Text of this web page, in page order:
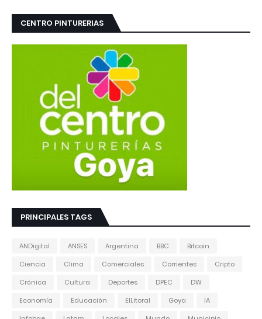
CENTRO PINTURERIAS
PRINCIPALES TAGS
ANDigital ANSES Argentina BBC
Bitcoin
Ciencia
Clima Comerciales Corrientes
Cripto
Crónica
Cultura Deportes DPEC
DW
Economía
Educación ElLitoral Goya
IA